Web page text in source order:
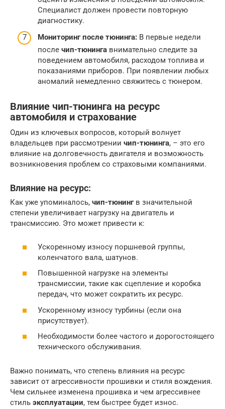
Специалист должен провести повторную
диагностику.
Мониторинг после тюнинга: В первые недели
после чип-тюнинга внимательно следите за
поведением автомобиля, расходом топлива и
показаниями приборов. При появлении любых
аномалий немедленно свяжитесь с тюнером.
Влияние чип-тюнинга на ресурс
автомобиля и страхование
Один из ключевых вопросов, который волнует
владельцев при рассмотрении чип-тюнинга, – это его
влияние на долговечность двигателя и возможность
возникновения проблем со страховыми компаниями.
Влияние на ресурс:
Как уже упоминалось, чип-тюнингв значительной
степени увеличивает нагрузку на двигатель и
трансмиссию. Это может привести к:
Ускоренному износу поршневой группы,
коленчатого вала, шатунов.
Повышенной нагрузке на элементы
трансмиссии, такие как сцепление и коробка
передач, что может сократить их ресурс.
Ускоренному износу турбины (если она
присутствует).
Необходимости более частого и дорогостоящего
технического обслуживания.
Важно понимать, что степень влияния на ресурс
зависит от агрессивности прошивки и стиля вождения.
Чем сильнее изменена прошивка и чем агрессивнее
стиль эксплуатации, тем быстрее будет износ.